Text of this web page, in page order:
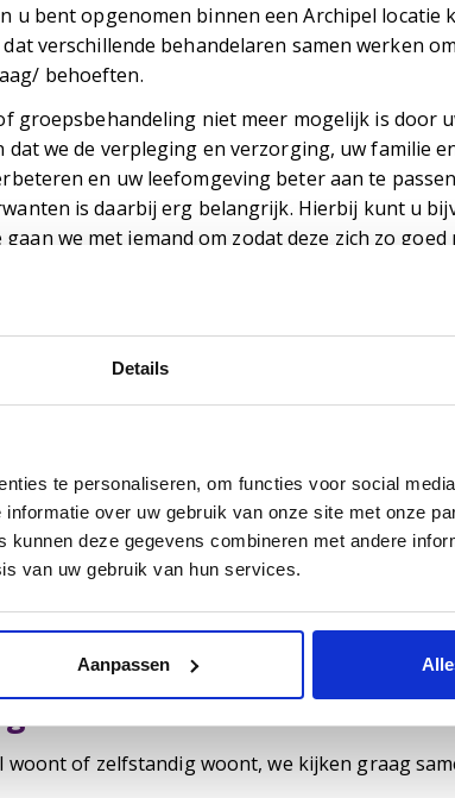
Details
te personaliseren, om functies voor social
over uw gebruik van onze site met onze
deze gegevens combineren met andere
van uw gebruik van hun services.
Aanpassen
u bent opgenomen binnen een Archipel
verschillende behandelaren samen werken
behoeften.
groepsbehandeling niet meer mogelijk is door
dat we de verpleging en verzorging, uw familie
en uw leefomgeving beter aan te
is daarbij erg belangrijk. Hierbij kunt u
we met iemand om zodat deze zich zo
agressie, depressie, angst, psychose etc). Ook
psychologen
de (gezondheidszorg)psychologen van
op oudere als jongere leeftijd)
hersenletsel)
(angst, stemming, psychose, persoonlijkheid
woont of zelfstandig woont, we kijken graag